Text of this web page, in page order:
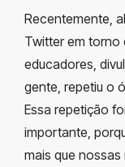
Recentemente,
Twitter em torno
educadores,
gente, repetiu o
Essa repetição
importante,
mais que